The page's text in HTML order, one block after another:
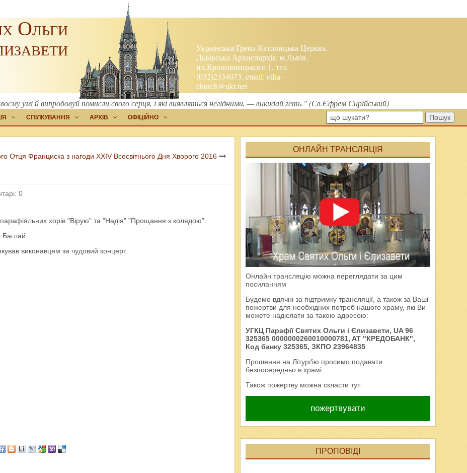
Українська Греко-Католицька Церква.
Львівська Архиєпархія, м.Львів,
пл.Кропивницького 1, тел.
(032)2334073, email:olha-
church@ukr.net
Ольги
умі й випробовуй помисли свого серця, і які виявляться негідними, — викидай геть." (Св.Єфрем Сирійський)
СПІЛКУВАННЯ АРХІВ ОФІЦІЙНО Пошук
Отця Франциска з нагоди XXIV Всесвітнього Дня Хворого 2016
0
хорів "Вірую" та "Надія" "Прощання з колядою".
виконавцям за чудовий концерт.
ОНЛАЙН ТРАНСЛЯЦІЯ
Онлайн трансляцію можна переглядати за цим
посиланням
Будемо вдячні за підтримку трансляції, а також за Ваші
пожертви для необхідних потреб нашого храму, які Ви
можете надіслати за такою адресою:
УГКЦ Парафії Святих Ольги і Єлизавети, UA 96
325365 0000000260010000781, AT "КРЕДОБАНК",
Код банку 325365, ЗКПО 23964835
Прошення на Літурґію просимо подавати
безпосередньо в храмі
Також пожертву можна скласти тут:
пожертвувати
ПРОПОВІДІ